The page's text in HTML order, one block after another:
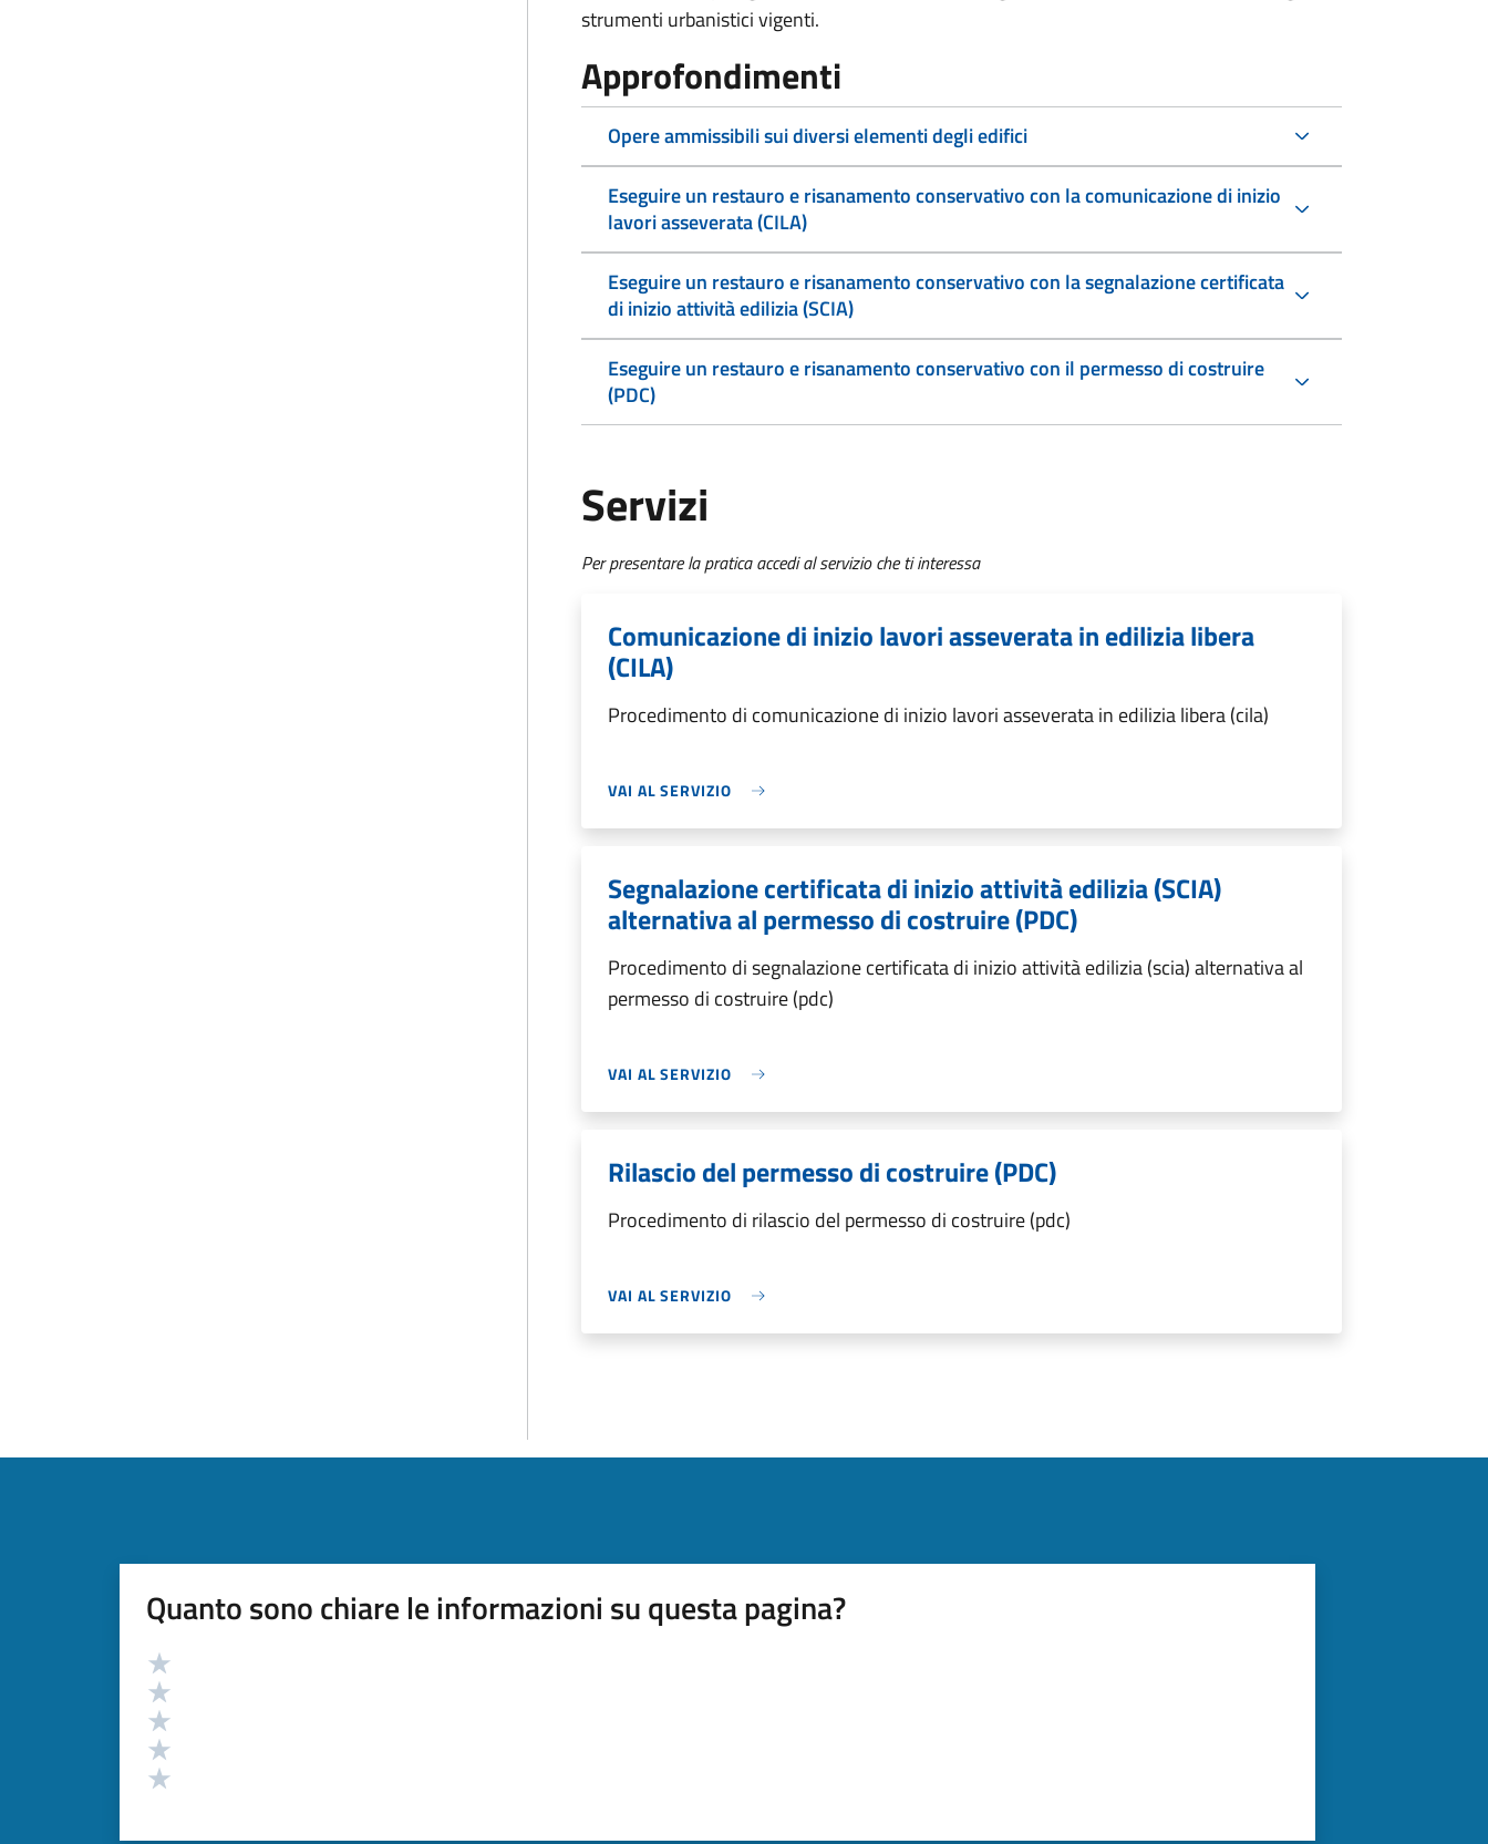
strumenti urbanistici vigenti.
Approfondimenti
Opere ammissibili sui diversi elementi degli edifici
Eseguire un restauro e risanamento conservativo con la comunicazione di inizio
lavori asseverata (CILA)
Eseguire un restauro e risanamento conservativo con la segnalazione certificata
di inizio attività edilizia (SCIA)
Eseguire un restauro e risanamento conservativo con il permesso di costruire
(PDC)
Servizi
Per presentare la pratica accedi al servizio che ti interessa
Comunicazione di inizio lavori asseverata in edilizia libera
(CILA)
Procedimento di comunicazione di inizio lavori asseverata in edilizia libera (cila)
VAI AL SERVIZIO
Segnalazione certificata di inizio attività edilizia (SCIA)
alternativa al permesso di costruire (PDC)
Procedimento di segnalazione certificata di inizio attività edilizia (scia) alternativa al
permesso di costruire (pdc)
VAI AL SERVIZIO
Rilascio del permesso di costruire (PDC)
Procedimento di rilascio del permesso di costruire (pdc)
VAI AL SERVIZIO
Quanto sono chiare le informazioni su questa pagina?
Valutazione